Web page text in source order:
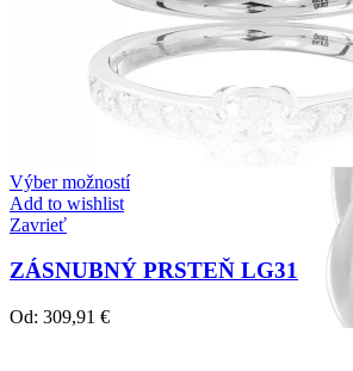
Výber možností
Add to wishlist
Zavrieť
ZÁSNUBNÝ PRSTEŇ LG31
Od: 309,91 €